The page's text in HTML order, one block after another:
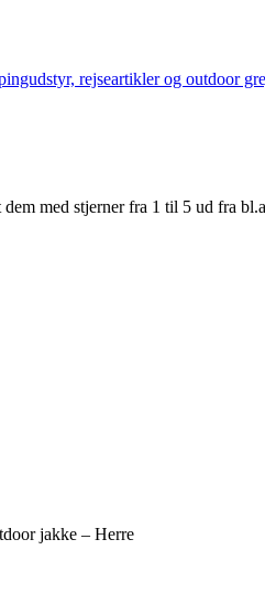
rejseartikler og outdoor
med stjerner fra 1 til 5 ud fra
jakke – Herre